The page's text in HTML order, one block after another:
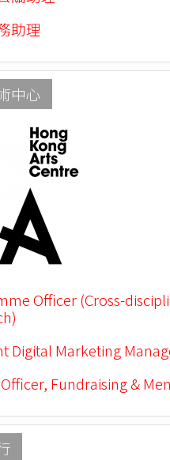
助理
中心
Officer (Cross-
Digital Marketing
Fundraising &